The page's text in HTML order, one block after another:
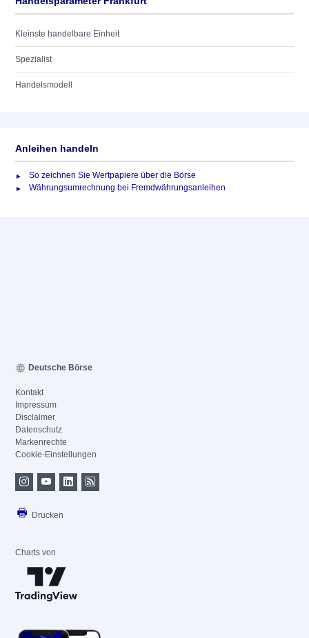
Kleinste handelbare Einheit
Spezialist
Handelsmodell
Anleihen handeln
So zeichnen Sie Wertpapiere über die Börse
Währungsumrechnung bei Fremdwährungsanleihen
Deutsche Börse
Kontakt
Impressum
Disclaimer
Datenschutz
Markenrechte
Cookie-Einstellungen
Drucken
Charts von